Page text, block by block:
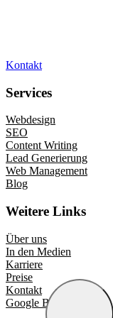
Kontakt
Services
Webdesign
SEO
Content Writing
Lead Generierung
Web Management
Blog
Weitere Links
Über uns
In den Medien
Karriere
Preise
Kontakt
Google Bewertungen